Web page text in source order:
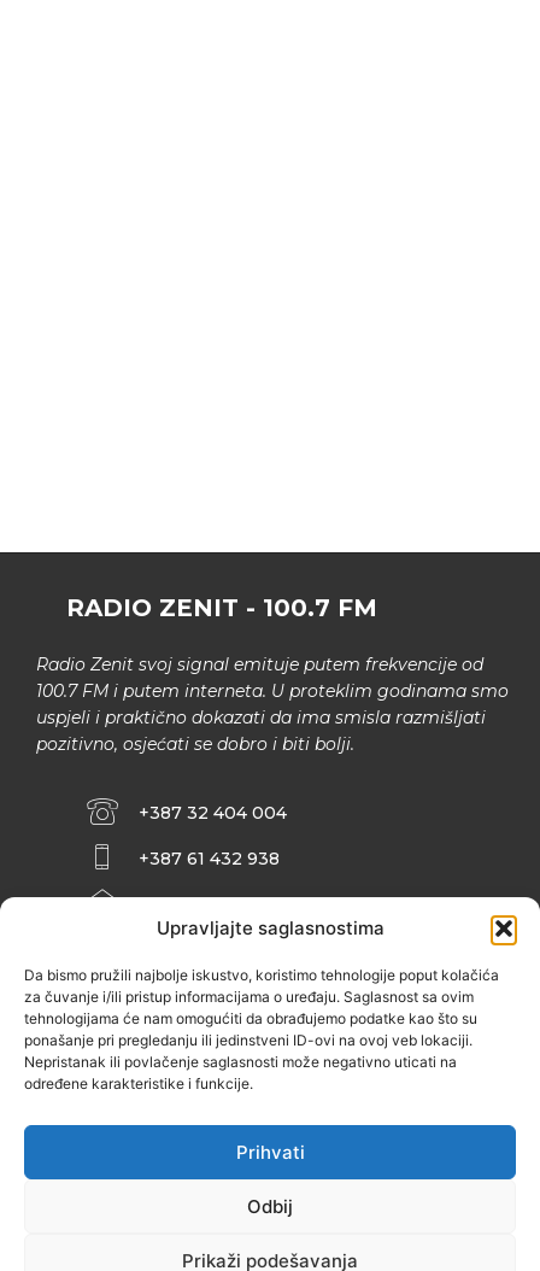
Upravljajte saglasnostima
Da bismo pružili najbolje iskustvo, koristimo tehnologije poput kolačića
za čuvanje i/ili pristup informacijama o uređaju. Saglasnost sa ovim
tehnologijama će nam omogućiti da obrađujemo podatke kao što su
ponašanje pri pregledanju ili jedinstveni ID-ovi na ovoj veb lokaciji.
Nepristanak ili povlačenje saglasnosti može negativno uticati na
određene karakteristike i funkcije.
Prihvati
Odbij
Prikaži podešavanja
RADIO ZENIT - 100.7 FM
Radio Zenit svoj signal emituje putem frekvencije od
100.7 FM i putem interneta. U proteklim godinama smo
uspjeli i praktično dokazati da ima smisla razmišljati
pozitivno, osjećati se dobro i biti bolji.
+387 32 404 004
+387 61 432 938
INFO@ZENIT.BA
ZENIČANKA, 3. SPRAT), 72000 ZENICA